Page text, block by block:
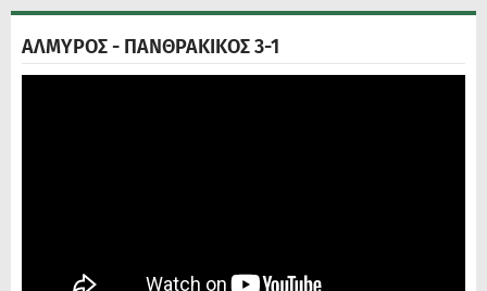
ΑΛΜΥΡΟΣ - ΠΑΝΘΡΑΚΙΚΟΣ 3-1